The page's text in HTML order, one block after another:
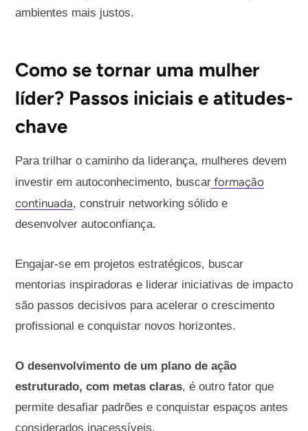
ambientes mais justos.
Como se tornar uma mulher
líder? Passos iniciais e atitudes-
chave
Para trilhar o caminho da liderança, mulheres devem
investir em autoconhecimento, buscar formação
continuada, construir networking sólido e
desenvolver autoconfiança.
Engajar-se em projetos estratégicos, buscar
mentorias inspiradoras e liderar iniciativas de impacto
são passos decisivos para acelerar o crescimento
profissional e conquistar novos horizontes.
O desenvolvimento de um plano de ação
estruturado, com metas claras, é outro fator que
permite desafiar padrões e conquistar espaços antes
considerados inacessíveis.